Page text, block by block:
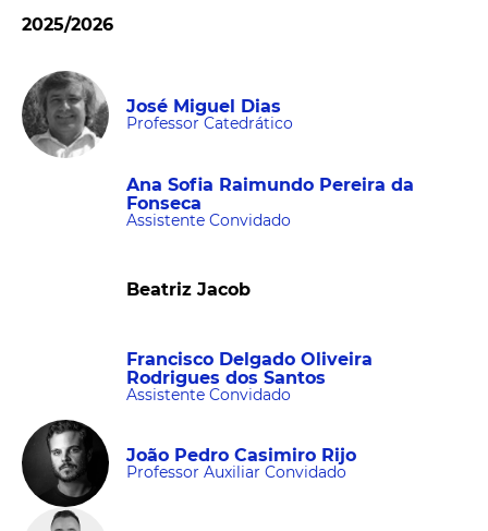
2025/2026
José Miguel Dias
Professor Catedrático
Ana Sofia Raimundo Pereira da
Fonseca
Assistente Convidado
Beatriz Jacob
Francisco Delgado Oliveira
Rodrigues dos Santos
Assistente Convidado
João Pedro Casimiro Rijo
Professor Auxiliar Convidado